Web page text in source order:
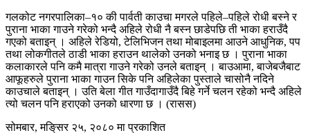
गलकोट नगरपालिका–१० की पार्वती काउचा मगरले पहिले–पहिले रोधी बस्ने र
पुराना भाका गाउने गरेको भन्दै अहिले रोधी नै बस्न छाडेपछि ती भाका हराउँदै
गएको बताइन् । अहिले रेडियो, टेलिभिजन तथा मोबाइलमा आउने आधुनिक, पप
तथा लोकगीतले ठाडी भाका हराउन थालेको उनको भनाइ छ । पुराना भाका
कलाकारले पनि कमै मात्रा गाउने गरेको उनले बताइन् । बाउआमा, बाजेबजैबाट
आफूहरुले पुराना भाका गाउन सिके पनि अहिलेका पुस्ताले चासोनै नदिने
काउचाले बताइन् । उति बेला गीत गाउँदागाउँदै बिहे गर्ने चलन रहेको भन्दै अहिले
त्यो चलन पनि हराएको उनको धारणा छ । (रासस)
सोमबार, मङि्सर २५, २०८० मा प्रकाशित